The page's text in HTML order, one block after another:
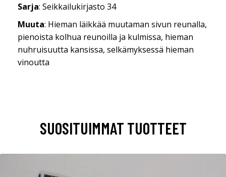
Sarja: Seikkailukirjasto 34
Muuta: Hieman läikkää muutaman sivun reunalla,
pienoista kolhua reunoilla ja kulmissa, hieman
nuhruisuutta kansissa, selkämyksessä hieman
vinoutta
SUOSITUIMMAT TUOTTEET